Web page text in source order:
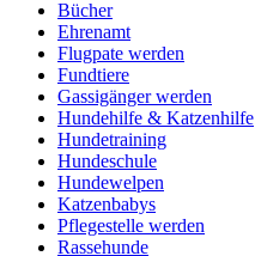
Bücher
Ehrenamt
Flugpate werden
Fundtiere
Gassigänger werden
Hundehilfe & Katzenhilfe
Hundetraining
Hundeschule
Hundewelpen
Katzenbabys
Pflegestelle werden
Rassehunde